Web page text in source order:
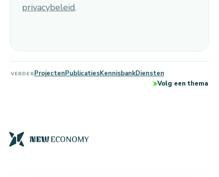
privacybeleid.
VERDERProjectenPublicatiesKennisbankDiensten
Volg een thema